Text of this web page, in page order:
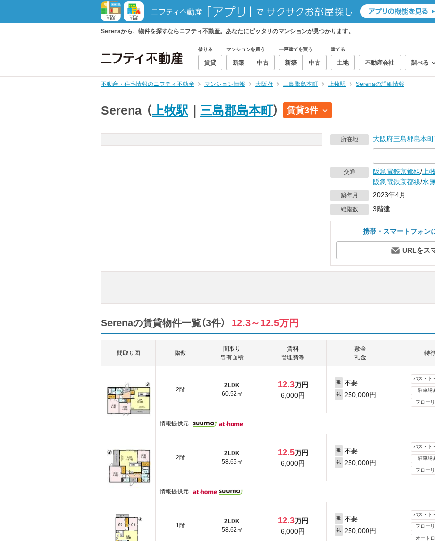
Serenaから、物件を探すならニフティ不動産。あなたにピッタリのマンションが見つかります。
借りる
賃貸
マンションを買う
新築 中古
一戸建てを買う
新築 中古
建てる
土地 不動産会社 調べる
不動産・住宅情報のニフティ不動産 マンション情報 大阪府 三島郡島本町 上牧駅 Serenaの詳細情報
Serena （上牧駅 三島郡島本町） 賃貸3件
所在地 大阪府三島郡島本町
交通 阪急電鉄京都線/ 上
阪急電鉄京都線/水
築年月 2023年4月
総階数 3階建
携帯・スマートフォン
URLをス
Serenaの賃貸物件一覧（3件） 12.3～12.5万円
間取り図 階数
間取り
専有面積
賃料
管理費等
敷金
礼金
特
2階
2LDK
60.52㎡
12.3万円
6,000円
敷 不要
礼 250,000円
バス・ト
駐車場
フロー
情報提供元
2階
2LDK
58.65㎡
12.5万円
6,000円
敷 不要
礼 250,000円
バス・ト
駐車場
フロー
情報提供元
1階
2LDK
58.62㎡
12.3万円
6,000円
敷 不要
礼 250,000円
バス・ト
フロー
オート